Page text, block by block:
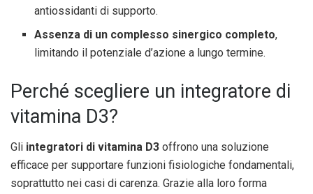
antiossidanti di supporto.
Assenza di un complesso sinergico completo,
limitando il potenziale d’azione a lungo termine.
Perché scegliere un integratore di
vitamina D3?
Gli integratori di vitamina D3 offrono una soluzione
efficace per supportare funzioni fisiologiche fondamentali,
soprattutto nei casi di carenza. Grazie alla loro forma